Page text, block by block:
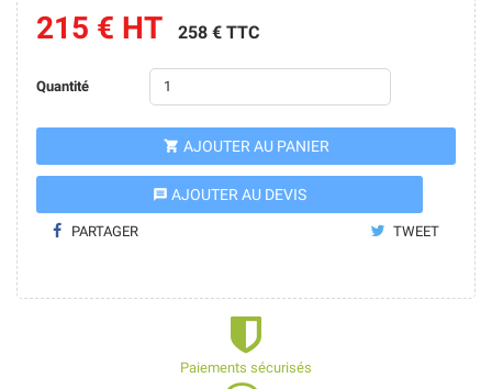
215 € HT 258 € TTC
Quantité
 AJOUTER AU PANIER
message AJOUTER AU DEVIS
PARTAGER TWEET
Paiements sécurisés